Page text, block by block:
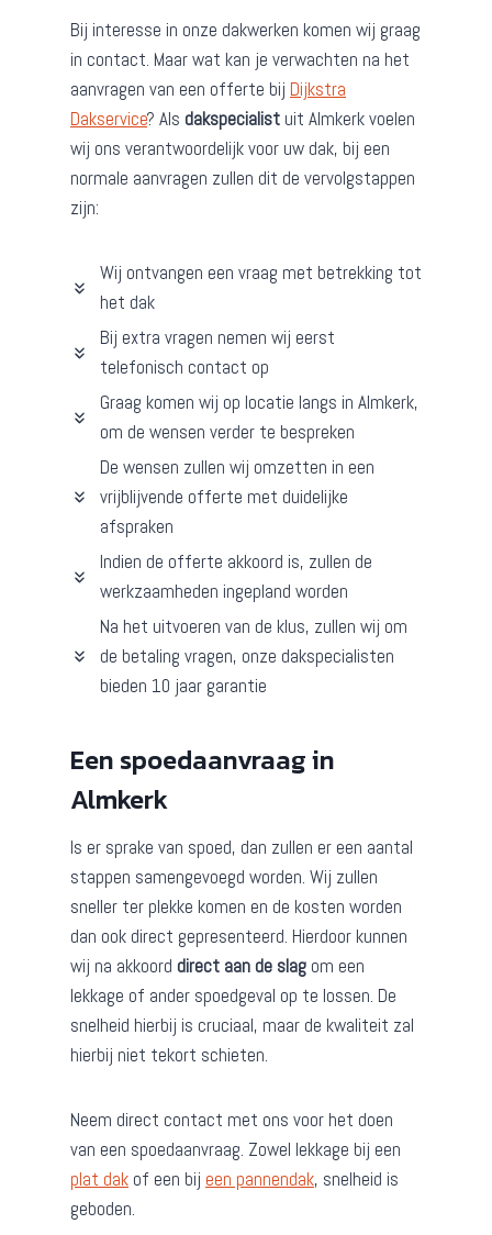
Bij interesse in onze dakwerken komen wij graag
in contact. Maar wat kan je verwachten na het
aanvragen van een offerte bij Dijkstra
Dakservice? Als dakspecialist uit Almkerk voelen
wij ons verantwoordelijk voor uw dak, bij een
normale aanvragen zullen dit de vervolgstappen
zijn:
Wij ontvangen een vraag met betrekking tot
het dak
Bij extra vragen nemen wij eerst
telefonisch contact op
Graag komen wij op locatie langs in Almkerk,
om de wensen verder te bespreken
De wensen zullen wij omzetten in een
vrijblijvende offerte met duidelijke
afspraken
Indien de offerte akkoord is, zullen de
werkzaamheden ingepland worden
Na het uitvoeren van de klus, zullen wij om
de betaling vragen, onze dakspecialisten
bieden 10 jaar garantie
Een spoedaanvraag in
Almkerk
Is er sprake van spoed, dan zullen er een aantal
stappen samengevoegd worden. Wij zullen
sneller ter plekke komen en de kosten worden
dan ook direct gepresenteerd. Hierdoor kunnen
wij na akkoord direct aan de slag om een
lekkage of ander spoedgeval op te lossen. De
snelheid hierbij is cruciaal, maar de kwaliteit zal
hierbij niet tekort schieten.
Neem direct contact met ons voor het doen
van een spoedaanvraag. Zowel lekkage bij een
plat dak of een bij een pannendak, snelheid is
geboden.